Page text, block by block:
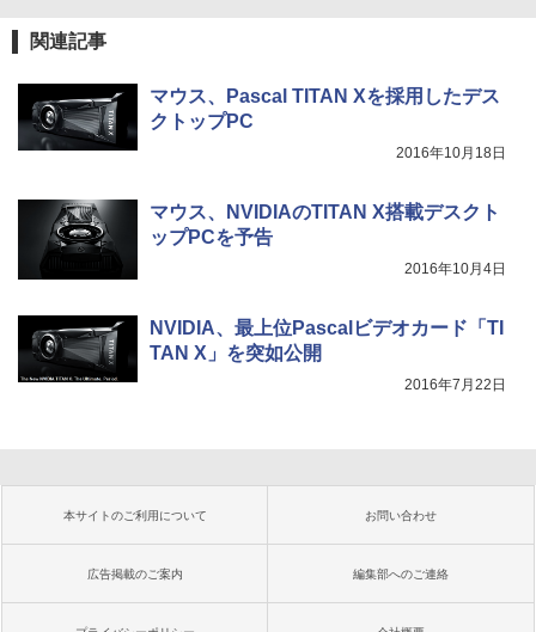
関連記事
マウス、Pascal TITAN Xを採用したデス
クトップPC
2016年10月18日
マウス、NVIDIAのTITAN X搭載デスクト
ップPCを予告
2016年10月4日
NVIDIA、最上位Pascalビデオカード「TI
TAN X」を突如公開
2016年7月22日
本サイトのご利用について お問い合わせ
広告掲載のご案内 編集部へのご連絡